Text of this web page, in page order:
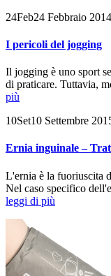
24Feb24 Febbraio 2014
I pericoli del jogging
Il jogging è uno sport
di praticare. Tuttavia,
più
10Set10 Settembre
Ernia inguinale –
L'ernia è la fuoriuscita
Nel caso specifico
leggi di più